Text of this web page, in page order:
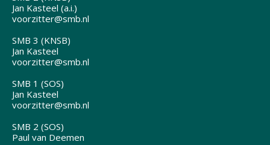
Jan Kasteel (a.i.)
voorzitter@smb.nl
SMB 3 (KNSB)
Jan Kasteel
voorzitter@smb.nl
SMB 1 (SOS)
Jan Kasteel
voorzitter@smb.nl
SMB 2 (SOS)
Paul van Deemen